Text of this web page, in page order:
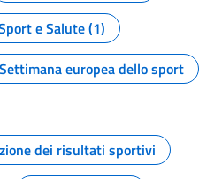
e Salute (1)
Settimana europea dello sport
dei risultati sportivi